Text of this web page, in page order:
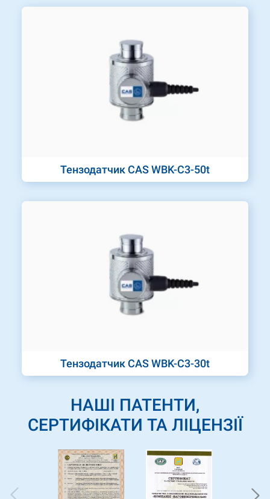
Тензодатчик CAS WBK-C3-50t
Тензодатчик CAS WBK-C3-30t
НАШІ ПАТЕНТИ,
СЕРТИФІКАТИ ТА ЛІЦЕНЗІЇ